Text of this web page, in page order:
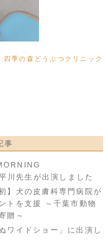
四季の森どうぶつクリニック
事
川先生が出演しました
】犬の皮膚科専門病院が
トを支援 ～千葉市動物
贈～
ワイドショー」に出演し